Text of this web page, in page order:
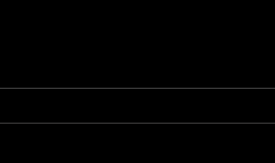
explicação